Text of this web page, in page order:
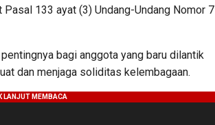
133 ayat (3) Undang-Undang Nomor 7
bagi anggota yang baru dilantik
dan menjaga soliditas kelembagaan.